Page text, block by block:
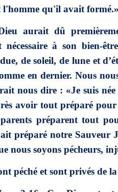
l'homme qu'il avait
aurait dû
à son bien-
de soleil, de lune et
en dernier. Nous
nous dire : «Je suis
avoir tout préparé pour
préparent tout
préparé notre Sauveur
nous soyons pécheurs,
péché et sont privés de